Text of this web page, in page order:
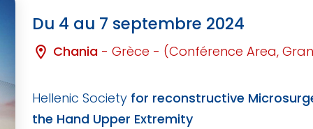
Du 4 au 7 septembre 2024
location_on Chania - Grèce - (Conférence Area,
Hellenic Society for reconstructive
the Hand Upper Extremity